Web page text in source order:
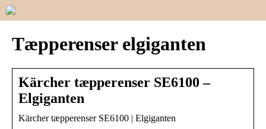
Tæpperenser elgiganten
Kärcher tæpperenser SE6100 –
Elgiganten
Kärcher tæpperenser SE6100 | Elgiganten